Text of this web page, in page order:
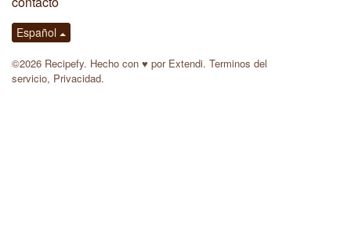
Español
©2026 Recipefy. Hecho con ♥ por Extendi. Terminos del
servicio, Privacidad.